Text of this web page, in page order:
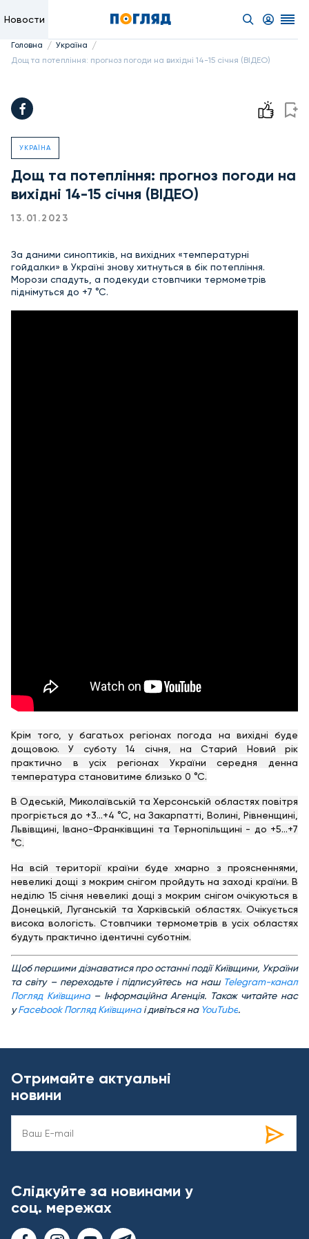
Новости
Головна / Україна /
Дощ та потепління: прогноз погоди на вихідні 14-15 січня (ВІДЕО)
УКРАЇНА
Дощ та потепління: прогноз погоди на
вихідні 14-15 січня (ВІДЕО)
13.01.2023
За даними синоптиків, на вихідних «температурні
гойдалки» в Україні знову хитнуться в бік потепління.
Морози спадуть, а подекуди стовпчики термометрів
піднімуться до +7 °С.
Крім того, у багатьох регіонах погода на вихідні буде
дощовою. У суботу 14 січня, на Старий Новий рік
практично в усіх регіонах України середня денна
температура становитиме близько 0 °С.
В Одеській, Миколаївській та Херсонській областях повітря
прогріється до +3…+4 °С, на Закарпатті, Волині, Рівненщині,
Львівщині, Івано-Франківщині та Тернопільщині - до +5…+7
°С.
На всій території країни буде хмарно з проясненнями,
невеликі дощі з мокрим снігом пройдуть на заході країни. В
неділю 15 січня невеликі дощі з мокрим снігом очікуються в
Донецькій, Луганській та Харківській областях. Очікується
висока вологість. Стовпчики термометрів в усіх областях
будуть практично ідентичні суботнім.
Щоб першими дізнаватися про останні події Київщини, України
та світу – переходьте і підписуйтесь на наш Telegram-канал
Погляд Київщина– Інформаційна Агенція. Також читайте нас
уFacebook Погляд Київщина і дивіться на YouTube.
Отримайте актуальні
новини
Слідкуйте за новинами у
соц. мережах